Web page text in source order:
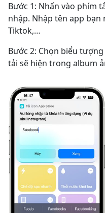
Bước 1: Nhấn vào phím
nhập. Nhập tên app
Tiktok,…
Bước 2: Chọn biểu
tải sẽ hiện trong album